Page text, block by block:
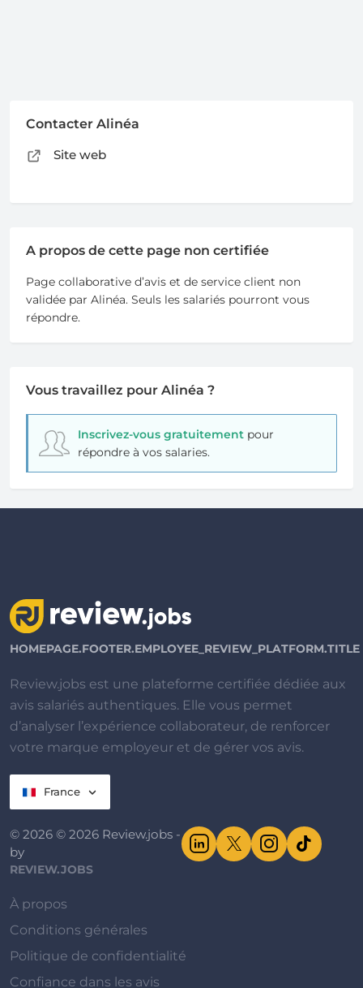
Contacter Alinéa
Site web
A propos de cette page non certifiée
Page collaborative d’avis et de service client non
validée par Alinéa. Seuls les salariés pourront vous
répondre.
Vous travaillez pour Alinéa ?
Inscrivez-vous gratuitementpour
répondre à vos salaries.
HOMEPAGE.FOOTER.EMPLOYEE_REVIEW_PLATFORM.TITLE
Review.jobs est une plateforme certifiée dédiée aux
avis salariés authentiques. Elle vous permet
d’analyser l’expérience collaborateur, de renforcer
votre marque employeur et de gérer vos avis.
France
© 2026 © 2026 Review.jobs -
by
REVIEW.JOBS
À propos
Conditions générales
Politique de confidentialité
Confiance dans les avis